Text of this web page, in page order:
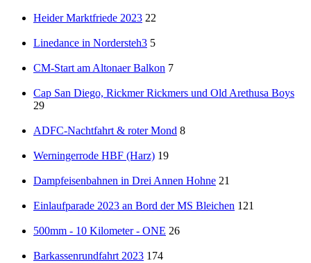
Heider Marktfriede 2023 22
Linedance in Nordersteh3 5
CM-Start am Altonaer Balkon 7
Cap San Diego, Rickmer Rickmers und Old Arethusa Boys
29
ADFC-Nachtfahrt & roter Mond 8
Werningerrode HBF (Harz) 19
Dampfeisenbahnen in Drei Annen Hohne 21
Einlaufparade 2023 an Bord der MS Bleichen 121
500mm - 10 Kilometer - ONE 26
Barkassenrundfahrt 2023 174